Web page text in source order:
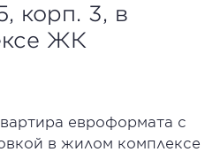
корп. 3, в
ЖК
евроформата с
в жилом комплексе